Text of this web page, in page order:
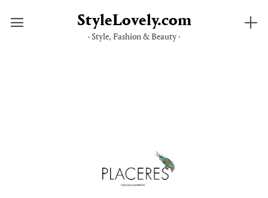
StyleLovely.com
· Style, Fashion & Beauty ·